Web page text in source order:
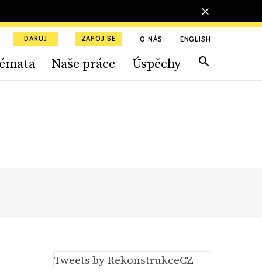
DARUJ ZAPOJ SE O NÁS ENGLISH
Naše práce Úspěchy
Tweets by RekonstrukceCZ